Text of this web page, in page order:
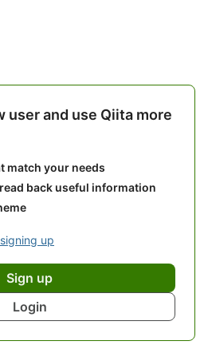
user and use Qiita more
match your needs
back useful information
up
Sign up
Login